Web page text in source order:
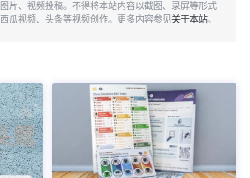
片、视频投稿。不得将本站内容以截图、录屏等形式
瓜视频、头条等视频创作。更多内容参见关于本站。